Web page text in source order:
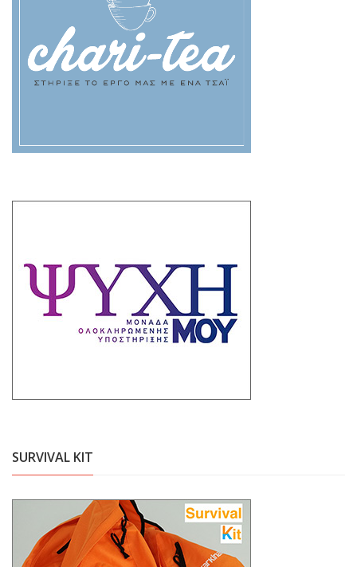
SURVIVAL KIT